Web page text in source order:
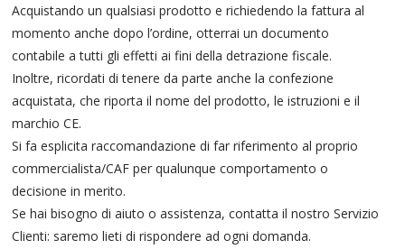
Acquistando un qualsiasi prodotto e richiedendo la fattura al
momento anche dopo l’ordine, otterrai un documento
contabile a tutti gli effetti ai fini della detrazione fiscale.
Inoltre, ricordati di tenere da parte anche la confezione
acquistata, che riporta il nome del prodotto, le istruzioni e il
marchio CE.
Si fa esplicita raccomandazione di far riferimento al proprio
commercialista/CAF per qualunque comportamento o
decisione in merito.
Se hai bisogno di aiuto o assistenza, contatta il nostroServizio
Clienti: saremo lieti di rispondere ad ogni domanda.